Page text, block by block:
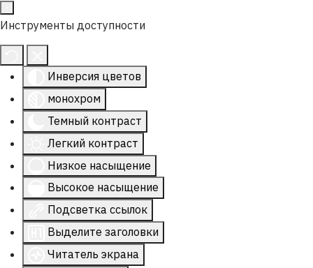
Инструменты доступности
Инверсия цветов
монохром
Темный контраст
Легкий контраст
Низкое насыщение
Высокое насыщение
Подсветка ссылок
Выделите заголовки
Читатель экрана